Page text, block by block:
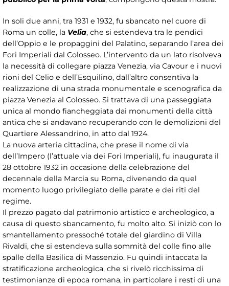
In soli due anni, tra 1931 e 1932, fu sbancato nel cuore di
Roma un colle, la Velia, che si estendeva tra le pendici
dell’Oppio e le propaggini del Palatino, separando l’area dei
Fori Imperiali dal Colosseo. L’intervento da un lato risolveva
la necessità di collegare piazza Venezia, via Cavour e i nuovi
rioni del Celio e dell’Esquilino, dall’altro consentiva la
realizzazione di una strada monumentale e scenografica da
piazza Venezia al Colosseo. Si trattava di una passeggiata
unica al mondo fiancheggiata dai monumenti della città
antica che si andavano recuperando con le demolizioni del
Quartiere Alessandrino, in atto dal 1924.
La nuova arteria cittadina, che prese il nome di via
dell’Impero (l’attuale via dei Fori Imperiali), fu inaugurata il
28 ottobre 1932 in occasione della celebrazione del
decennale della Marcia su Roma, divenendo da quel
momento luogo privilegiato delle parate e dei riti del
regime.
Il prezzo pagato dal patrimonio artistico e archeologico, a
causa di questo sbancamento, fu molto alto. Si iniziò con lo
smantellamento pressoché totale del giardino di Villa
Rivaldi, che si estendeva sulla sommità del colle fino alle
spalle della Basilica di Massenzio. Fu quindi intaccata la
stratificazione archeologica, che si rivelò ricchissima di
testimonianze di epoca romana, in particolare i resti di una